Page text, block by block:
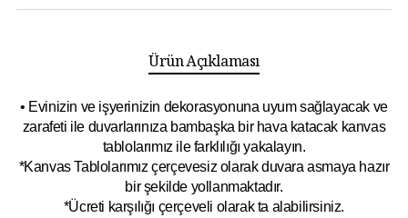
Ürün Açıklaması
• Evinizin ve işyerinizin dekorasyonuna uyum sağlayacak ve
zarafeti ile duvarlarınıza bambaşka bir hava katacak kanvas
tablolarımız ile farklılığı yakalayın.
*Kanvas Tablolarımız çerçevesiz olarak duvara asmaya hazır
bir şekilde yollanmaktadır.
*Ücreti karşılığı çerçeveli olarak ta alabilirsiniz.